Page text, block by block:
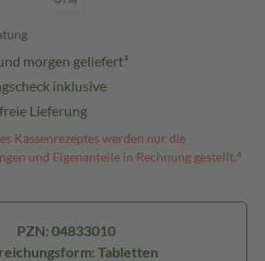
morgen geliefert³
inklusive
Lieferung
Kassenrezeptes werden nur die
und Eigenanteile in Rechnung gestellt.⁴
PZN: 04833010
Tabletten